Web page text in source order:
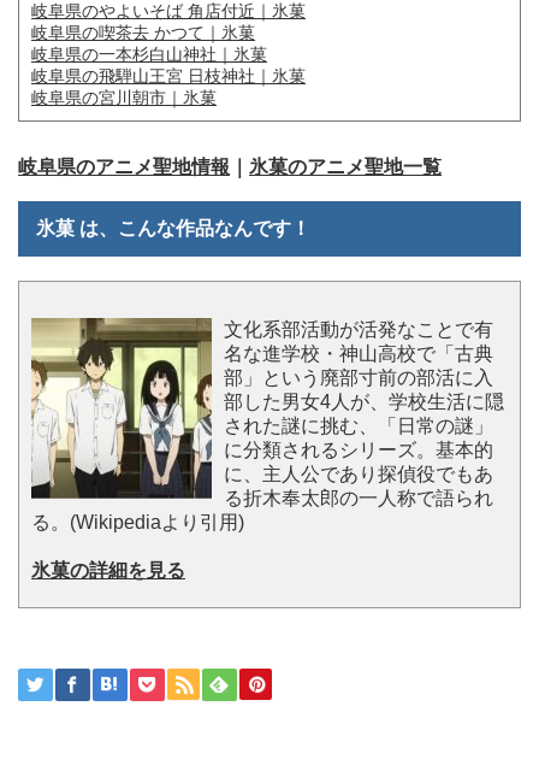
岐阜県のやよいそば 角店付近｜氷菓
岐阜県の喫茶去 かつて｜氷菓
岐阜県の一本杉白山神社｜氷菓
岐阜県の飛騨山王宮 日枝神社｜氷菓
岐阜県の宮川朝市｜氷菓
岐阜県のアニメ聖地情報 氷菓のアニメ聖地一覧
氷菓 は、こんな作品なんです！
文化系部活動が活発なことで有
名な進学校・神山高校で「古典
部」という廃部寸前の部活に入
部した男女4人が、学校生活に隠
された謎に挑む、「日常の謎」
に分類されるシリーズ。基本的
に、主人公であり探偵役でもあ
る折木奉太郎の一人称で語られ
る。(Wikipediaより引用)
氷菓の詳細を見る